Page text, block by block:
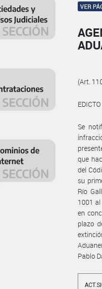
VER
(Art.
EDICTO
Se
que
del
su
Río
1001
en
plazo
Pablo